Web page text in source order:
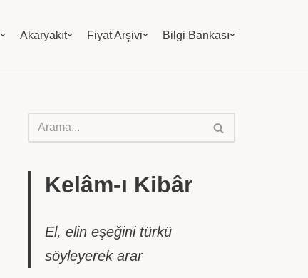
Akaryakıt Fiyat Arşivi Bilgi Bankası
Kelâm-ı Kibâr
El, elin eşeğini türkü
söyleyerek arar